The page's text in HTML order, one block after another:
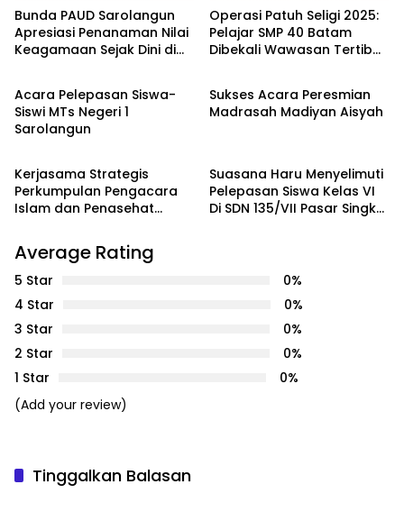
Bunda PAUD Sarolangun
Apresiasi Penanaman Nilai
Keagamaan Sejak Dini di
Operasi Patuh Seligi 2025:
Pelajar SMP 40 Batam
Dibekali Wawasan Tertib
PENDIDIKAN
Acara Pelepasan Siswa-
Siswi MTs Negeri 1
Sarolangun
PENDIDIKAN
Sukses Acara Peresmian
Madrasah Madiyan Aisyah
PENDIDIKAN
Kerjasama Strategis
Perkumpulan Pengacara
Islam dan Penasehat
dan Universitas An Nur
Lampung dalam
Pendidikan Profesi Advokat
Suasana Haru Menyelimuti
Pelepasan Siswa Kelas VI
Di SDN 135/VII Pasar Singkut
Average Rating
5 Star
0%
4 Star
0%
3 Star
0%
2 Star
0%
1 Star
0%
(Add your review)
Tinggalkan Balasan